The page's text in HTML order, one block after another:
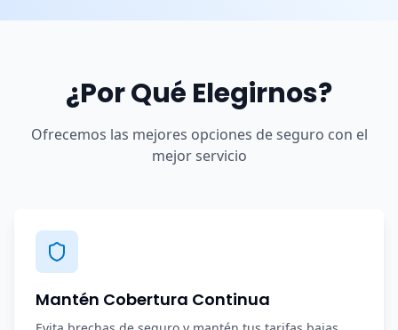
¿Por Qué Elegirnos?
Ofrecemos las mejores opciones de seguro con el
mejor servicio
Mantén Cobertura Continua